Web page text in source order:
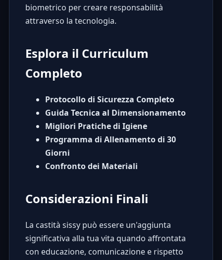
biometrico per creare responsabilità
attraverso la tecnologia.
Esplora il Curriculum
Completo
Protocollo di Sicurezza Completo
Guida Tecnica al Dimensionamento
Migliori Pratiche di Igiene
Programma di Allenamento di 30
Giorni
Confronto dei Materiali
Considerazioni Finali
La castità sissy può essere un'aggiunta
significativa alla tua vita quando affrontata
con educazione, comunicazione e rispetto